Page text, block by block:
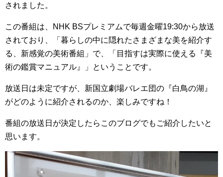
されました。
この番組は、NHK BSプレミアムで毎週金曜19:30から放送
されており、「暮らしの中に隠れたさまざまな美を紹介す
る、新感覚の美術番組」で、「目指すは実際に使える『美
術の鑑賞マニュアル』」ということです。
放送日は未定ですが、新国立劇場バレエ団の『白鳥の湖』
がどのように紹介されるのか、楽しみですね！
番組の放送日が決定したらこのブログでもご紹介したいと
思います。